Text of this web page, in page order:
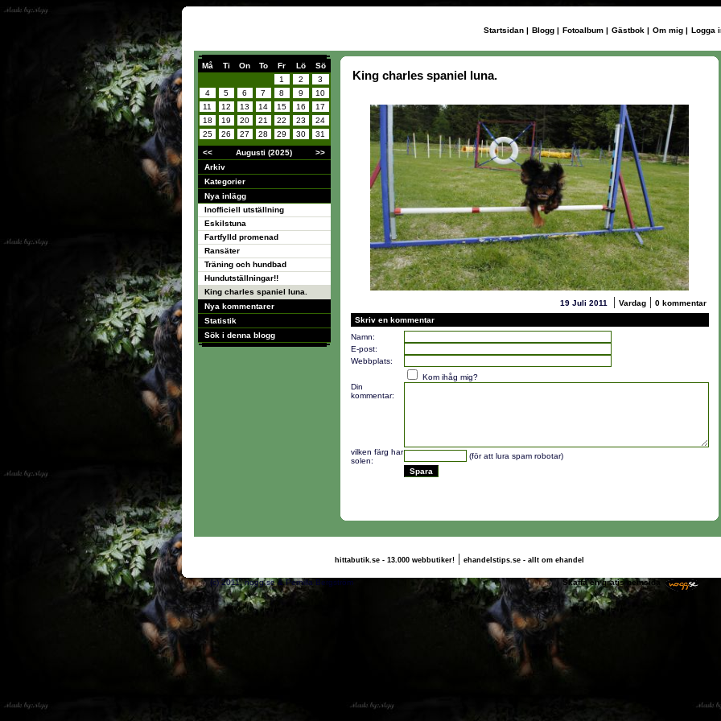
Startsidan | Blogg | Fotoalbum | Gästbok | Om mig | Logga
Må Ti On To Fr Lö
Sö
1
2
3
4
5 6 7 8 9
10
11
12 13 14 15 16
17
18
19 20 21 22 23
24
25
26 27 28 29 30 31
<< Augusti (2025)
>>
Arkiv
Kategorier
Nya inlägg
Inofficiell utställning
Eskilstuna
Fartfylld promenad
Ransäter
Träning och hundbad
Hundutställningar!!
King charles spaniel luna.
Nya kommentarer
Statistik
Sök i denna blogg
King charles spaniel luna.
19 Juli 2011 | Vardag | 0 kommentar
Skriv en kommentar
Namn:
E-post:
Webbplats:
Kom ihåg mig?
Din
kommentar:
vilken färg har
solen:
(för att lura spam robotar)
hittabutik.se - 13.000 webbutiker!| ehandelstips.se - allt om ehandel
(c) 2011, nogg.se & Pernilla Bergström Skaffa en gratis hemsida